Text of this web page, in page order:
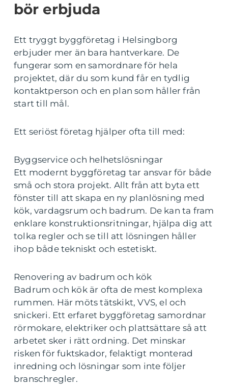
bör erbjuda
Ett tryggt byggföretag i Helsingborg
erbjuder mer än bara hantverkare. De
fungerar som en samordnare för hela
projektet, där du som kund får en tydlig
kontaktperson och en plan som håller från
start till mål.
Ett seriöst företag hjälper ofta till med:
Byggservice och helhetslösningar
Ett modernt byggföretag tar ansvar för både
små och stora projekt. Allt från att byta ett
fönster till att skapa en ny planlösning med
kök, vardagsrum och badrum. De kan ta fram
enklare konstruktionsritningar, hjälpa dig att
tolka regler och se till att lösningen håller
ihop både tekniskt och estetiskt.
Renovering av badrum och kök
Badrum och kök är ofta de mest komplexa
rummen. Här möts tätskikt, VVS, el och
snickeri. Ett erfaret byggföretag samordnar
rörmokare, elektriker och plattsättare så att
arbetet sker i rätt ordning. Det minskar
risken för fuktskador, felaktigt monterad
inredning och lösningar som inte följer
branschregler.